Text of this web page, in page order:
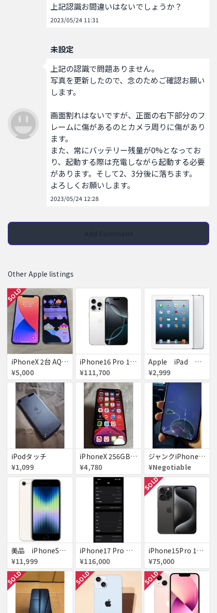
上記認識お間違いはないでしょうか？
2023/05/24 11:31
未設定
上記の認識で問題ありません。
写真を更新したので、念のためご確認お願い
します。
画面割れはないですが、正面の右下部分のフ
レームに傷があるのとカメラ周りに傷があり
ます。
また、常にバッテリー残量が0%となってお
り、起動する際は充電しながら起動する必要
があります。そして2、3分後に落ちます。
よろしくお願いします。
2023/05/24 12:28
Other Apple listings
SOLD
iPhoneX 2台 AQUOSsense5g ジャンク品
¥5,000
iPhone16 Pro 128GB ホワイトチタニウム docomo 送料無料
¥111,700
Apple iPad ミニ
¥2,999
iPodタッチ
¥1,099
iPhoneX 256GB ▲softbank ジャンク スペースグレイ A1902 送料無料
¥4,780
ジャンクiPhone13ProMax 128GB ドコモ
¥Negotiable
美品 iPhoneSE２ ｉＯＳ１８
¥11,999
iPhone17 Pro Max 256GB 画面割れ
¥116,000
SOLD
iPhone15Pro 128GB ブラックチタニウム au
¥75,000
SOLD SOLD SOLD